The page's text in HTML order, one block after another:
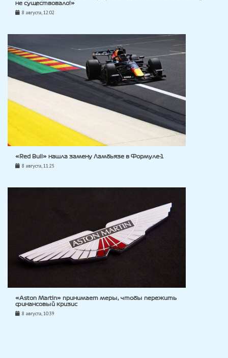
не существовало!»
8 августа, 12:02
«Red Bull» нашла замену Ламбьязе в Формуле-1
8 августа, 11:25
«Aston Martin» принимает меры, чтобы пережить
финансовый кризис
8 августа, 10:39